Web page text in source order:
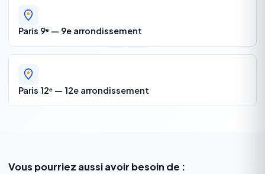
Paris 9ᵉ — 9e arrondissement
Paris 12ᵉ — 12e arrondissement
Vous pourriez aussi avoir besoin de :